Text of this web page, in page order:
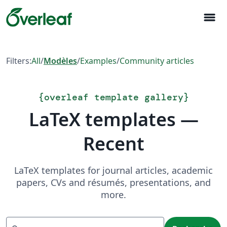
menu
Filters:All/Modèles/Examples/Community articles
{overleaf template gallery}
LaTeX templates —
Recent
LaTeX templates for journal articles, academic
papers, CVs and résumés, presentations, and
more.